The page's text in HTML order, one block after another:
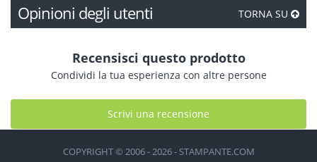
Opinioni degli utenti TORNA SU
Recensisci questo prodotto
Condividi la tua esperienza con altre persone
Scrivi una recensione
COPYRIGHT © 2006 - 2026 - STAMPANTE.COM